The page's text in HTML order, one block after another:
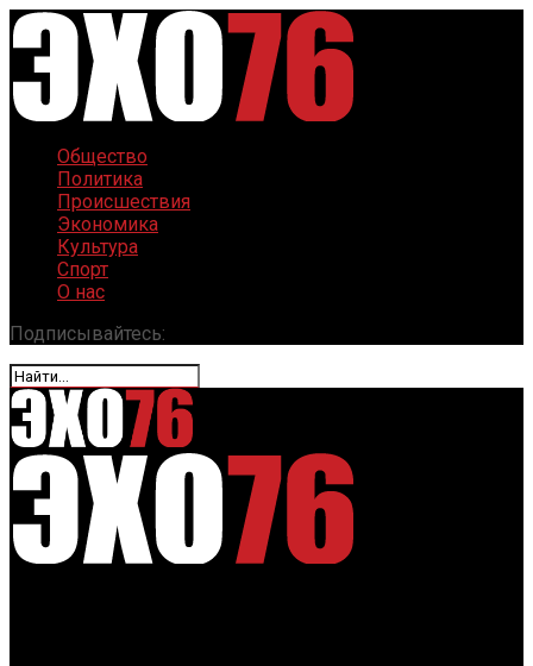
Общество
Политика
Происшествия
Экономика
Культура
Спорт
О нас
Подписывайтесь: